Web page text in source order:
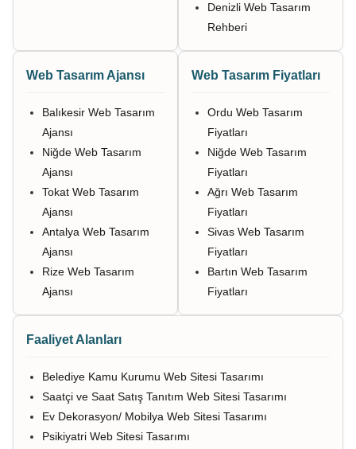
Denizli Web Tasarım
Rehberi
Web Tasarım Ajansı
Balıkesir Web Tasarım
Ajansı
Niğde Web Tasarım
Ajansı
Tokat Web Tasarım
Ajansı
Antalya Web Tasarım
Ajansı
Rize Web Tasarım
Ajansı
Web Tasarım Fiyatları
Ordu Web Tasarım
Fiyatları
Niğde Web Tasarım
Fiyatları
Ağrı Web Tasarım
Fiyatları
Sivas Web Tasarım
Fiyatları
Bartın Web Tasarım
Fiyatları
Faaliyet Alanları
Belediye Kamu Kurumu Web Sitesi Tasarımı
Saatçi ve Saat Satış Tanıtım Web Sitesi Tasarımı
Ev Dekorasyon/ Mobilya Web Sitesi Tasarımı
Psikiyatri Web Sitesi Tasarımı